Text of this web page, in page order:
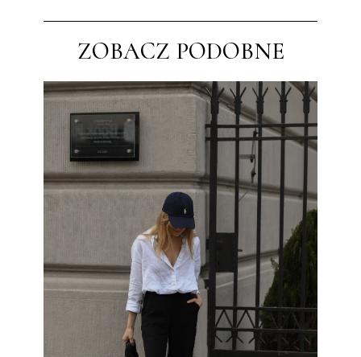
ZOBACZ PODOBNE